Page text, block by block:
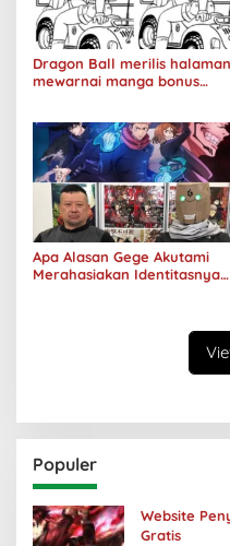
Dragon Ball merilis halaman
mewarnai manga bonus
Apa Alasan Gege Akutami
Merahasiakan Identitasnya
Populer
Website
Gratis